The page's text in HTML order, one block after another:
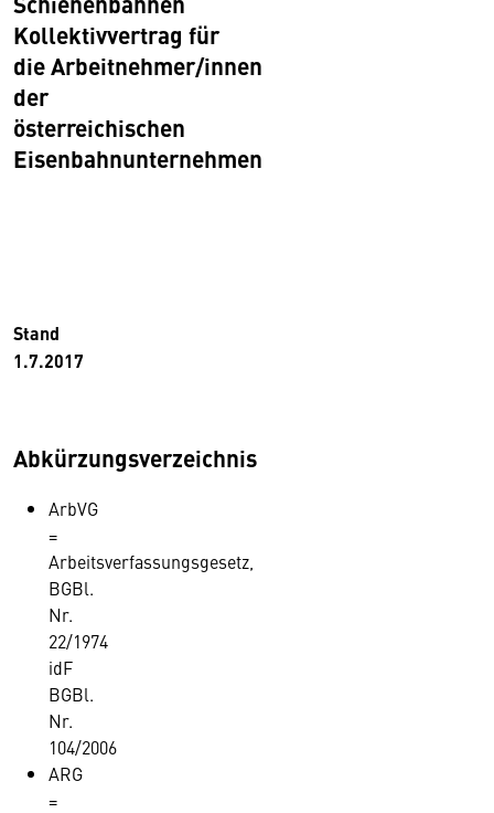
Kollektivvertrag für
die Arbeitnehmer/innen
der
österreichischen
Eisenbahnunternehmen
Stand
1.7.2017
Abkürzungsverzeichnis
ArbVG
=
Arbeitsverfassungsgesetz,
BGBl.
Nr.
22/1974
idF
BGBl.
Nr.
104/2006
ARG
=